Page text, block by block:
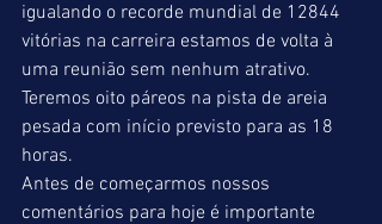
igualando o recorde mundial de 12844
vitórias na carreira estamos de volta à
uma reunião sem nenhum atrativo.
Teremos oito páreos na pista de areia
pesada com início previsto para as 18
horas.
Antes de começarmos nossos
comentários para hoje é importante